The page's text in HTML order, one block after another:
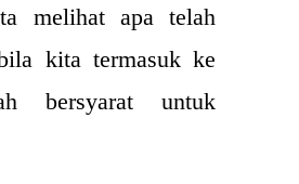
melihat apa telah
kita termasuk ke
bersyarat untuk